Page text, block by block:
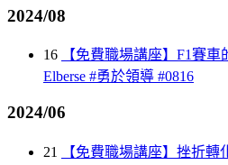
2024/08
16
【免費職場講座】F1賽
Elberse #勇於領導 #0816
2024/06
21
【免費職場講座】挫折